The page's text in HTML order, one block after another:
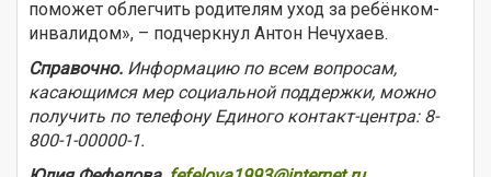
поможет облегчить родителям уход за ребёнком-
инвалидом», – подчеркнул Антон Нечухаев.
Справочно. Информацию по всем вопросам,
касающимся мер социальной поддержки, можно
получить по телефону Единого контакт-центра: 8-
800-1-00000-1.